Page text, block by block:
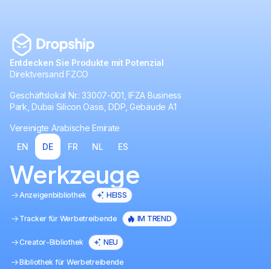
Entdecken Sie Produkte mit Potenzial
Direktversand FZCO
Geschäftslokal Nr.: 33007-001, IFZA Business
Park, Dubai Silicon Oasis, DDP, Gebäude A1
Vereinigte Arabische Emirate
EN
DE FR NL ES
Werkzeuge
Anzeigenbibliothek HEISS
Tracker für Werbetreibende IM TREND
Creator-Bibliothek NEU
Bibliothek für Werbetreibende